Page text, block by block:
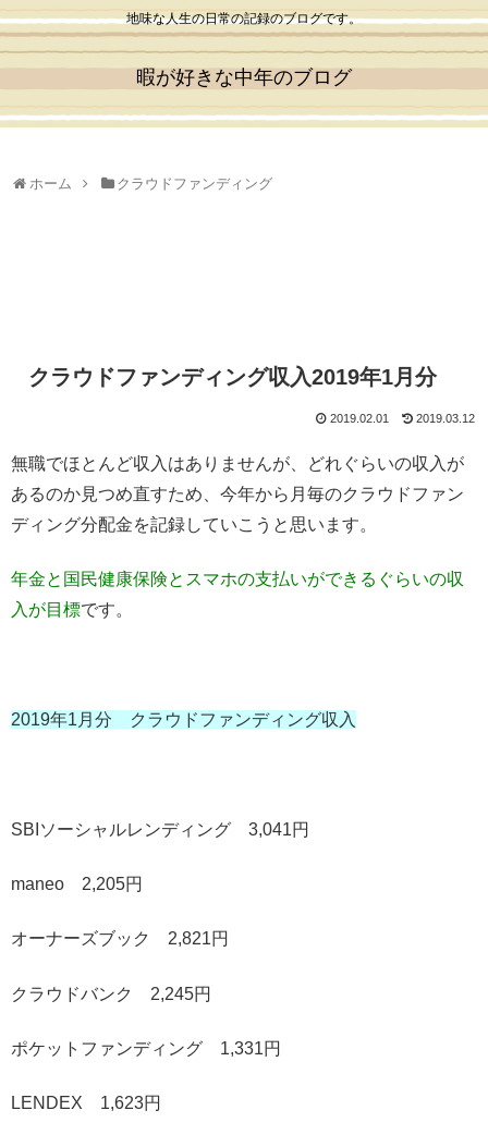
地味な人生の日常の記録のブログです。
暇が好きな中年のブログ
ホーム クラウドファンディング
クラウドファンディング収入2019年1月分
2019.02.01 2019.03.12
無職でほとんど収入はありませんが、どれぐらいの収入が
あるのか見つめ直すため、今年から月毎のクラウドファン
ディング分配金を記録していこうと思います。
年金と国民健康保険とスマホの支払いができるぐらいの収
入が目標です。
2019年1月分 クラウドファンディング収入
SBIソーシャルレンディング 3,041円
maneo 2,205円
オーナーズブック 2,821円
クラウドバンク 2,245円
ポケットファンディング 1,331円
LENDEX 1,623円